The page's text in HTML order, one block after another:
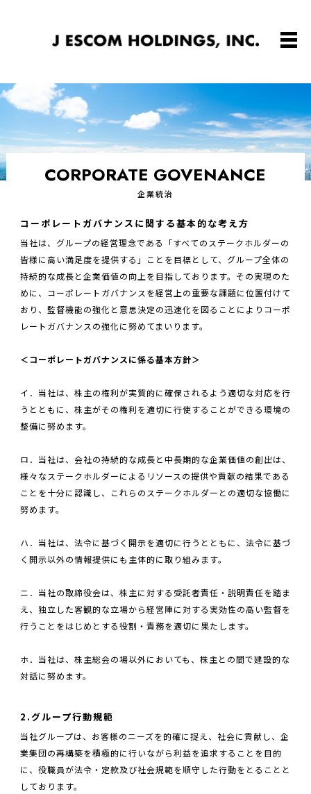
CORPORATE GOVENANCE
企業統治
コーポレートガバナンスに関する基本的な考え方
当社は、グループの経営理念である「すべてのステークホルダーの
皆様に高い満足度を提供する」ことを目標として、グループ全体の
持続的な成長と企業価値の向上を目指しております。その実現のた
めに、コーポレートガバナンスを経営上の重要な課題に位置付けて
おり、監督機能の強化と意思決定の迅速化を図ることによりコーポ
レートガバナンスの強化に努めてまいります。
＜コーポレートガバナンスに係る基本方針＞
イ．当社は、株主の権利が実質的に確保されるよう適切な対応を行
うとともに、株主がその権利を適切に行使することができる環境の
整備に努めます。
ロ．当社は、会社の持続的な成長と中長期的な企業価値の創出は、
様々なステークホルダーによるリソースの提供や貢献の結果である
ことを十分に認識し、これらのステークホルダーとの適切な協働に
努めます。
ハ．当社は、法令に基づく開示を適切に行うとともに、法令に基づ
く開示以外の情報提供にも主体的に取り組みます。
ニ．当社の取締役会は、株主に対する受託者責任・説明責任を踏ま
え、独立した客観的な立場から経営陣に対する実効性の高い監督を
行うことをはじめとする役割・責務を適切に果たします。
ホ．当社は、株主総会の場以外においても、株主との間で建設的な
対話に努めます。
2.グループ行動規範
当社グループは、お客様のニーズを的確に捉え、社会に貢献し、企
業集団の再構築を積極的に行いながら利益を追求することを目的
に、役職員が法令・定款及び社会規範を順守した行動をとることと
しております。